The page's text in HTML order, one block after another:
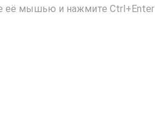
её мышью и нажмите Ctrl+Enter